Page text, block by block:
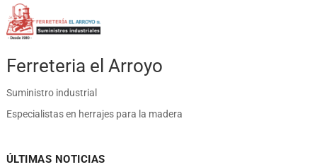
Ferreteria el Arroyo
Suministro industrial
Especialistas en herrajes para la madera
ÚLTIMAS NOTICIAS